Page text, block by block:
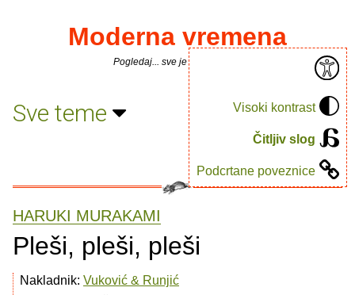
Visoki kontrast
Čitljiv slog
Podcrtane poveznice
Moderna vremena
Pogledaj... sve je puno knjiga.
Sve teme
HARUKI MURAKAMI
Pleši, pleši, pleši
Nakladnik: Vuković & Runjić